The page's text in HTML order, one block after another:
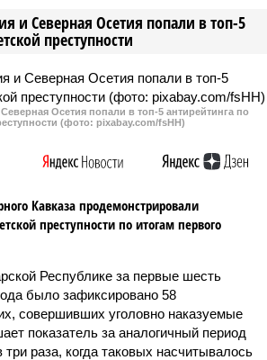
и Северная Осетия попали в топ-5
преступности
Осетия попали в топ-5 антирейтинга по
(фото: pixabay.com/fsHH)
Кавказа продемонстрировали
преступности по итогам первого
Республике за первые шесть
было зафиксировано 58
совершивших уголовно наказуемые
показатель за аналогичный период
три раза, когда таковых насчитывалось